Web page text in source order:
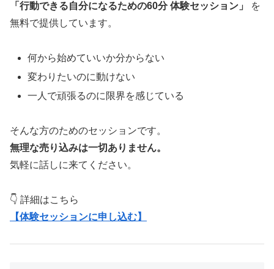
「行動できる自分になるための60分 体験セッション」
を
無料で提供しています。
何から始めていいか分からない
変わりたいのに動けない
一人で頑張るのに限界を感じている
そんな方のためのセッションです。
無理な売り込みは一切ありません。
気軽に話しに来てください。
👇 詳細はこちら
【体験セッションに申し込む】